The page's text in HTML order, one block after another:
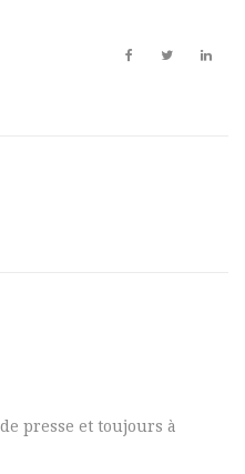
presse et toujours à